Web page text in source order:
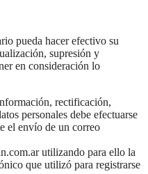
pueda hacer efectivo su
supresión y
en consideración lo
rectificación,
personales debe efectuarse
el envío de un correo
utilizando para ello la
que utilizó para registrarse